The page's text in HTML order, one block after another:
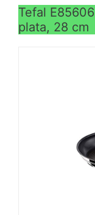
Tefal
plata, 28 cm